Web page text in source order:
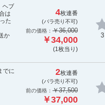
ヘブ
は
た
か
4枚連番
(バラ売り不可)
前の価格： ￥36,000
￥34,000
(1枚当り)
3
でに
2枚連番
(バラ売り不可)
前の価格： ￥37,500
￥37,000